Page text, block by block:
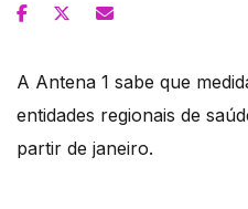
A Antena 1 sabe que
entidades regionais de
partir de janeiro.